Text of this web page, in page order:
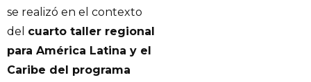
se realizó en el contexto
del cuarto taller regional
para América Latina y el
Caribe del programa